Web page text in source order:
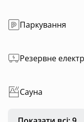
Паркування
Резервне
Сауна